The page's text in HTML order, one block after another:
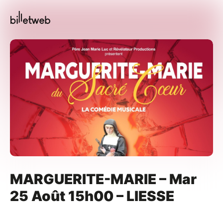
MARGUERITE-MARIE – Mar
25 Août 15h00 – LIESSE